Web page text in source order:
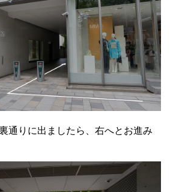
りに出ましたら、右へとお進み